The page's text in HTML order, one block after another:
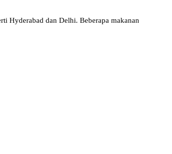
Hyderabad dan Delhi. Beberapa makanan